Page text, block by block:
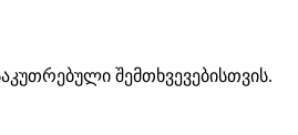
შემთხვევებისთვის.